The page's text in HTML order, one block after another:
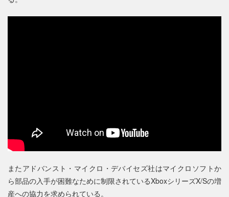
またアドバンスト・マイクロ・デバイセズ社はマイクロソフトか
ら部品の入手が困難なために制限されているXboxシリーズX/Sの増
産への協力を求められている。